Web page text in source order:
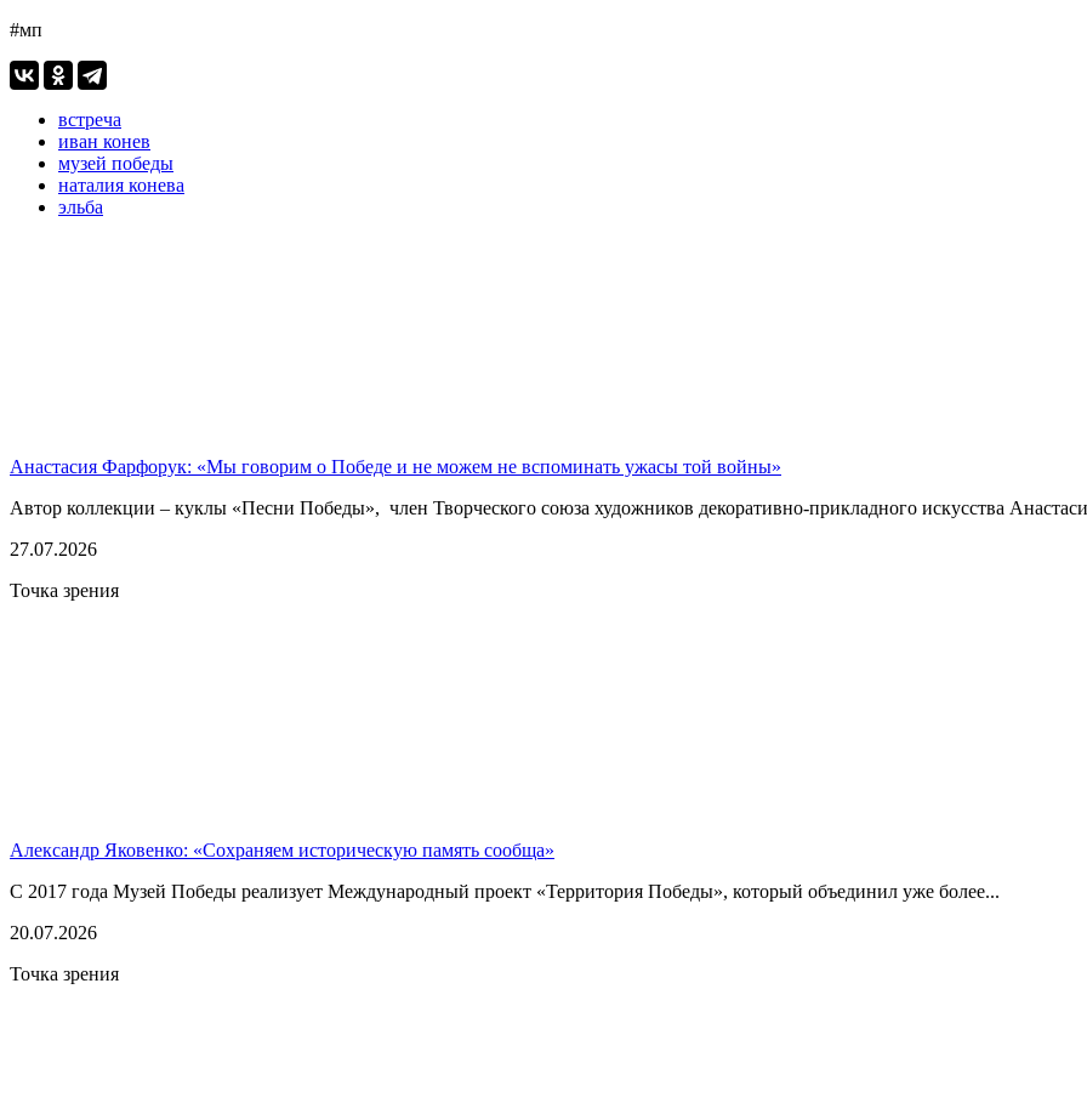
#мп
встреча
иван конев
музей победы
наталия конева
эльба
Анастасия Фарфорук: «Мы говорим о Победе и не можем не вспоминать ужасы той войны»
Автор коллекции – куклы «Песни Победы», член Творческого союза художников декоративно-прикладного искусства
27.07.2026
Точка зрения
Александр Яковенко: «Сохраняем историческую память сообща»
С 2017 года Музей Победы реализует Международный проект «Территория Победы», который объединил уже более...
20.07.2026
Точка зрения